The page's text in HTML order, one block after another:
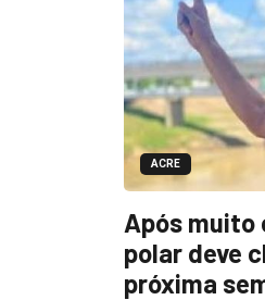
ACRE
Após muito
polar deve
próxima